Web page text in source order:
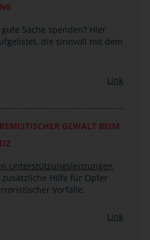
Sache spenden? Hier
die sinnvoll mit dem
Link
GEWALT BEIM
Unterstützungsleistungen
Hilfe für Opfer
Vorfälle.
Link